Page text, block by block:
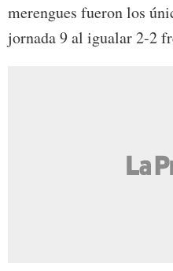
merengues fueron los
jornada 9 al igualar 2-2